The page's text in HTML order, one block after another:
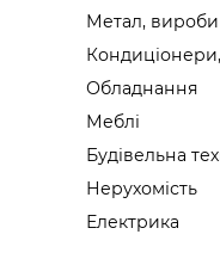
Обладнання
Меблі
Будівельна
Нерухомість
Електрика